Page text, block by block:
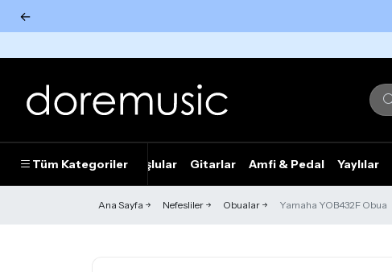
←
Tüm Kategoriler
Piyanolar Tuşlular Gitarlar Amfi & Pedal Yaylılar
Ana Sayfa Nefesliler Obualar Yamaha YOB432F Obua
Tümünü Gör